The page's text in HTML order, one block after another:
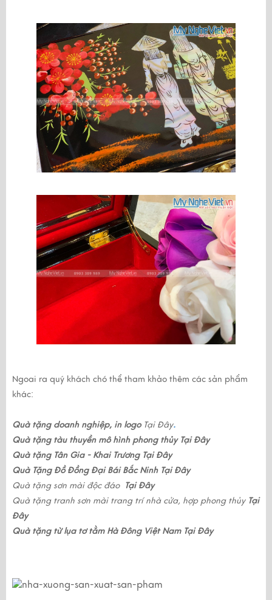
Ngoai ra quý khách chó thể tham khảo thêm các sản phẩm
khác:
Quà tặng doanh nghiệp, in logo Tại Đây.
Quà tặng tàu thuyền mô hình phong thủy Tại Đây
Quà tặng Tân Gia - Khai Trương Tại Đây
Quà Tặng Đồ Đồng Đại Bái Bắc Ninh Tại Đây
Quà tặng sơn mài độc đáo Tại Đây
Quà tặng tranh sơn mài trang trí nhà cửa, hợp phong thủy Tại
Đây
Quà tặng từ lụa tơ tằm Hà Đông Việt Nam Tại Đây